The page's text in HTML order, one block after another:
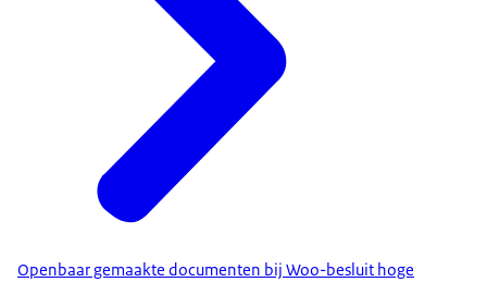
Openbaar gemaakte documenten bij Woo-besluit hoge